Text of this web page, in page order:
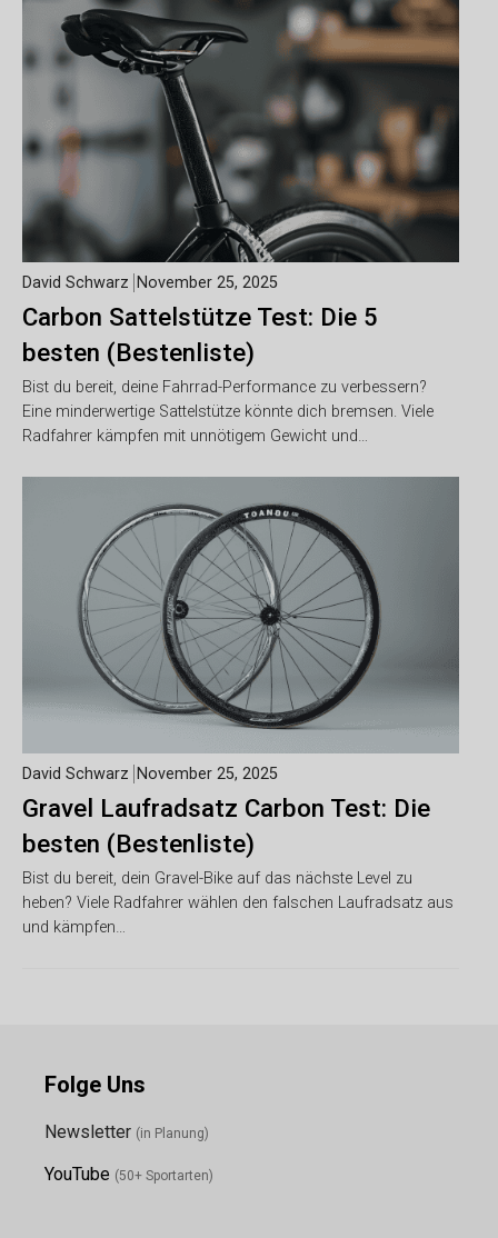
Carbon Sattelstütze Test: Die 5
besten (Bestenliste)
David Schwarz November 25, 2025
Bist du bereit, deine Fahrrad-Performance zu verbessern?
Eine minderwertige Sattelstütze könnte dich bremsen. Viele
Radfahrer kämpfen mit unnötigem Gewicht und…
Gravel Laufradsatz Carbon Test: Die
besten (Bestenliste)
David Schwarz November 25, 2025
Bist du bereit, dein Gravel-Bike auf das nächste Level zu
heben? Viele Radfahrer wählen den falschen Laufradsatz aus
und kämpfen…
Folge Uns
Newsletter (in Planung)
YouTube (50+ Sportarten)